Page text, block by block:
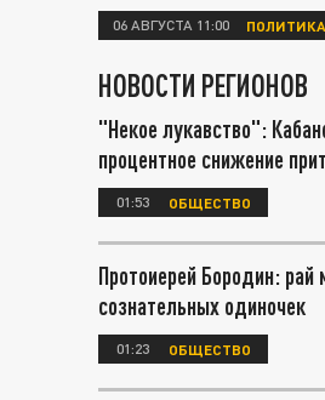
06 АВГУСТА 11:00 ПОЛИТИКА
НОВОСТИ РЕГИОНОВ
"Некое лукавство":
процентное снижение
01:53 ОБЩЕСТВО
Протоиерей Бородин:
сознательных одиночек
01:23 ОБЩЕСТВО